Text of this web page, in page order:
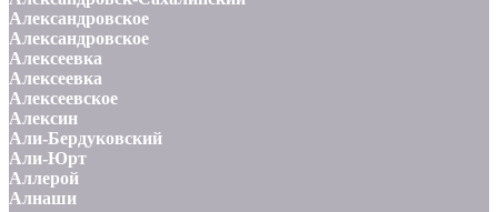
Александровское
Александровское
Алексеевка
Алексеевка
Алексеевское
Алексин
Али-Бердуковский
Али-Юрт
Аллерой
Алнаши